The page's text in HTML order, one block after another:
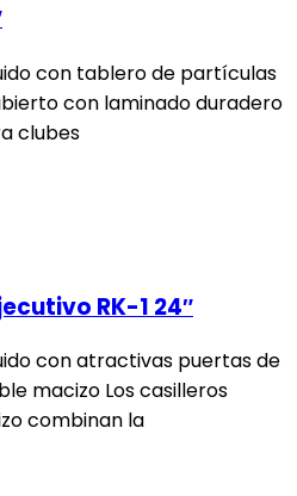
con tablero de partículas
con laminado duradero
clubes
RK-1 24″
con atractivas puertas de
macizo Los casilleros
combinan la